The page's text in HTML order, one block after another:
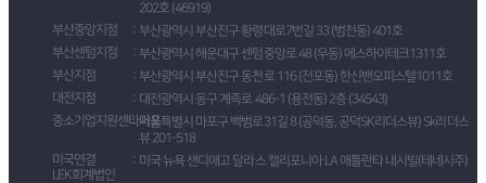
202호 (46919)
부산중앙지점
부산광역시 부산진구 황령대로7번길 33 (범천동) 401호
부산센텀지점
부산광역시 해운대구 센텀중앙로 48 (우동) 에스하이테크1311호
부산지점
부산광역시 부산진구 동천로 116 (전포동) 한신밴오피스텔1011호
대전지점
대전광역시 동구 계족로 486-1 (용전동) 2층 (34543)
중소기업지원센타마포서울특별시 마포구 백범로31길 8 (공덕동, 공덕SK리더스뷰) Sk리더스
뷰 201-518
미국연결
LEK회계법인
미국 뉴욕 샌디애고 달라스 캘리포니아 LA 애틀란타 내시빌(테네시주)